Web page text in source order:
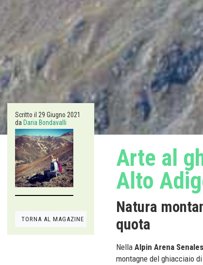
Scritto il 29 Giugno 2021
da Daria Bondavalli
TORNA AL MAGAZINE
Arte al
Alto
Natura
quota
Nella Alpin Arena Senales
montagne del ghiacciaio